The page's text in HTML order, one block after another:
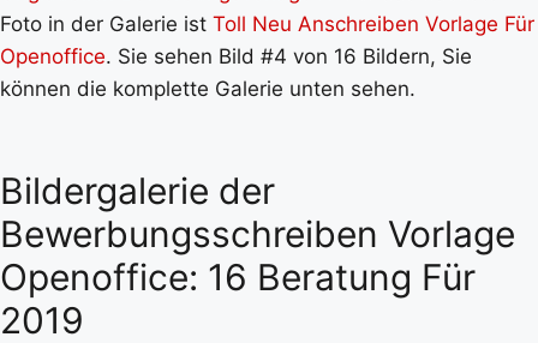
Foto in der Galerie ist Toll Neu Anschreiben Vorlage Für
Openoffice. Sie sehen Bild #4 von 16 Bildern, Sie
können die komplette Galerie unten sehen.
Bildergalerie der
Bewerbungsschreiben Vorlage
Openoffice: 16 Beratung Für
2019